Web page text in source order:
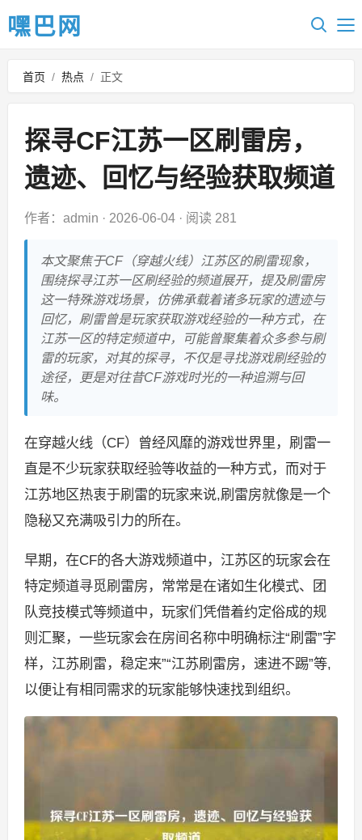
嘿巴网
首页 / 热点 / 正文
探寻CF江苏一区刷雷房，
遗迹、回忆与经验获取频道
作者：admin · 2026-06-04· 阅读 281
本文聚焦于CF（穿越火线）江苏区的刷雷现象，
围绕探寻江苏一区刷经验的频道展开，提及刷雷房
这一特殊游戏场景，仿佛承载着诸多玩家的遗迹与
回忆，刷雷曾是玩家获取游戏经验的一种方式，在
江苏一区的特定频道中，可能曾聚集着众多参与刷
雷的玩家，对其的探寻，不仅是寻找游戏刷经验的
途径，更是对往昔CF游戏时光的一种追溯与回
味。
在穿越火线（CF）曾经风靡的游戏世界里，刷雷一
直是不少玩家获取经验等收益的一种方式，而对于
江苏地区热衷于刷雷的玩家来说,刷雷房就像是一个
隐秘又充满吸引力的所在。
早期，在CF的各大游戏频道中，江苏区的玩家会在
特定频道寻觅刷雷房，常常是在诸如生化模式、团
队竞技模式等频道中，玩家们凭借着约定俗成的规
则汇聚，一些玩家会在房间名称中明确标注“刷雷”字
样，江苏刷雷，稳定来”“江苏刷雷房，速进不踢”等,
以便让有相同需求的玩家能够快速找到组织。